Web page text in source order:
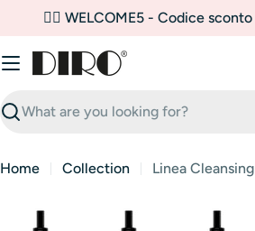
content
✌🏼 WELCOME5 - Codice
Search
Home Collection Linea